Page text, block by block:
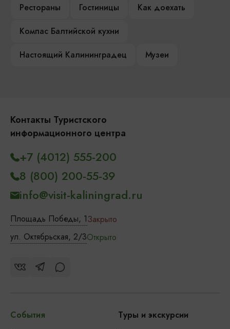
Рестораны
Гостиницы
Как доехать
Компас Балтийской кухни
Настоящий Калининградец
Музеи
Контакты Туристского
информационного центра
Площадь Победы, 1Закрыто
ул. Октябрьская, 2/3Открыто
+7 (4012) 555-200
8 (800) 200-55-39
info@visit-kaliningrad.ru
События
Туры и экскурсии